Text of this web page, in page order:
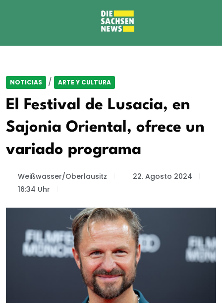
NOTICIAS / ARTE Y CULTURA
El Festival de Lusacia, en
Sajonia Oriental, ofrece un
variado programa
Weißwasser/Oberlausitz
22. Agosto 2024
16:34 Uhr